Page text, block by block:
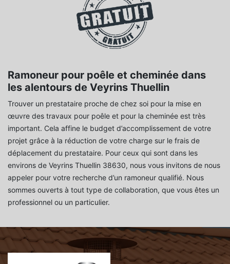
Ramoneur pour poêle et cheminée dans
les alentours de Veyrins Thuellin
Trouver un prestataire proche de chez soi pour la mise en
œuvre des travaux pour poêle et pour la cheminée est très
important. Cela affine le budget d’accomplissement de votre
projet grâce à la réduction de votre charge sur le frais de
déplacement du prestataire. Pour ceux qui sont dans les
environs de Veyrins Thuellin 38630, nous vous invitons de nous
appeler pour votre recherche d’un ramoneur qualifié. Nous
sommes ouverts à tout type de collaboration, que vous êtes un
professionnel ou un particulier.